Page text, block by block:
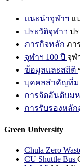
แนะนำจุฬาฯ แ
ประวัติจุฬาฯ ป
ภารกิจหลัก ภา
จุฬาฯ 100 ปี จุฬ
ข้อมูลและสถิติ
บุคคลสำคัญที่ม
การจัดอันดับม
การรับรองหลัก
Green University
Chula Zero
CU Shuttle Bus